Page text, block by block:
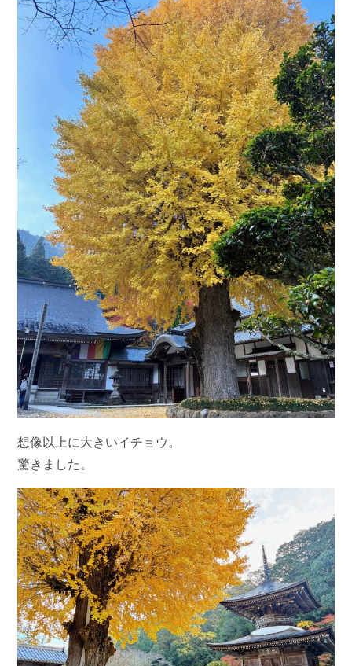
想像以上に大きいイチョウ。
驚きました。